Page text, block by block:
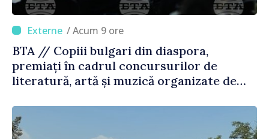
/ Acum 9 ore
BTA // Copiii bulgari din diaspora,
premiați în cadrul concursurilor de
literatură, artă și muzică organizate de
Străinătate